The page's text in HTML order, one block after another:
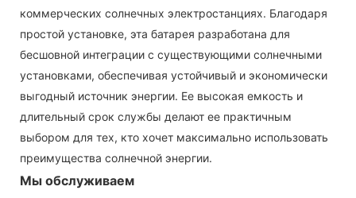
коммерческих солнечных электростанциях. Благодаря
простой установке, эта батарея разработана для
бесшовной интеграции с существующими солнечными
установками, обеспечивая устойчивый и экономически
выгодный источник энергии. Ее высокая емкость и
длительный срок службы делают ее практичным
выбором для тех, кто хочет максимально использовать
преимущества солнечной энергии.
Мы обслуживаем